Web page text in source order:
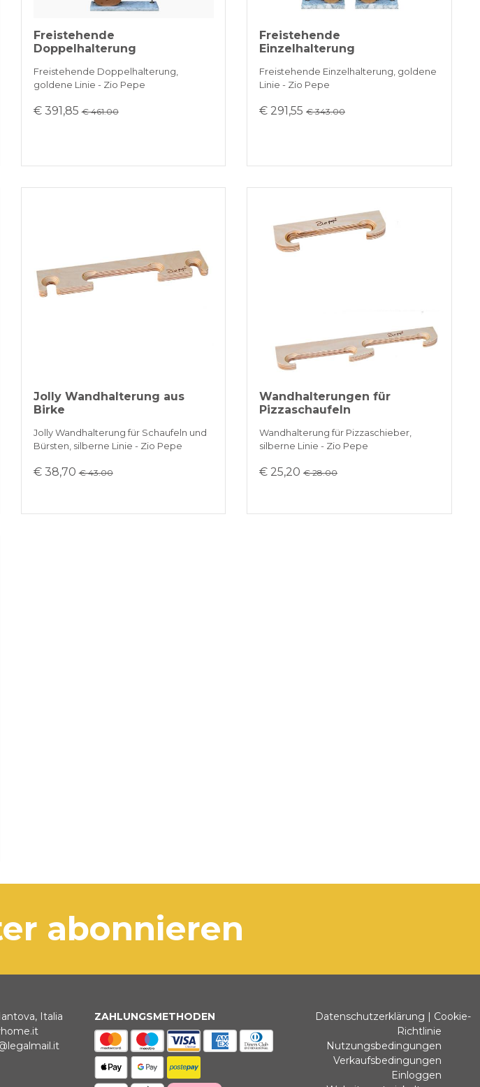
Freistehende
Doppelhalterung
Freistehende Doppelhalterung,
goldene Linie - Zio Pepe
€ 391,85€ 461.00
Freistehende
Einzelhalterung
Freistehende Einzelhalterung, goldene
Linie - Zio Pepe
€ 291,55€ 343.00
Jolly Wandhalterung aus
Birke
Jolly Wandhalterung für Schaufeln und
Bürsten, silberne Linie - Zio Pepe
€ 38,70€ 43.00
Wandhalterungen für
Pizzaschaufeln
Wandhalterung für Pizzaschieber,
silberne Linie - Zio Pepe
€ 25,20€ 28.00
abonnieren
Italia
ZAHLUNGSMETHODEN Datenschutzerklärung | Cookie-
Richtlinie
Nutzungsbedingungen
Verkaufsbedingungen
Einloggen